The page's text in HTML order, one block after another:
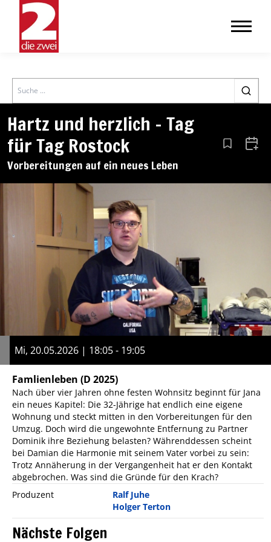
Search
Hartz und herzlich – Tag
für Tag Rostock
Vorbereitungen auf ein neues Leben
Aus den
Mi, 20.05.2026 | 18:05 - 19:05
Famlienleben (D 2025)
Nach über vier Jahren ohne festen Wohnsitz beginnt für Jana
ein neues Kapitel: Die 32-Jährige hat endlich eine eigene
Wohnung und steckt mitten in den Vorbereitungen für den
Umzug. Doch wird die ungewohnte Entfernung zu Partner
Dominik ihre Beziehung belasten? Währenddessen scheint
bei Damian die Harmonie mit seinem Vater vorbei zu sein:
Trotz Annäherung in der Vergangenheit hat er den Kontakt
abgebrochen. Was sind die Gründe für den Krach?
Produzent
Ralf Juhe
Holger Terton
Nächste Folgen